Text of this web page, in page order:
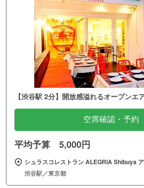
【渋谷駅 2分】開放感溢れるオープンエ
空席確認・予約
平均予算 5,000円
シュラスコレストラン ALEGRIA Shibuya
渋谷駅／東京都